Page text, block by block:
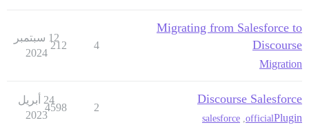
Migrating from Salesforce to
Discourse
Migration
4
212
12 سبتمبر
2024
Discourse Salesforce
Plugin
official
salesforce
2
4598
24 أبريل
2023